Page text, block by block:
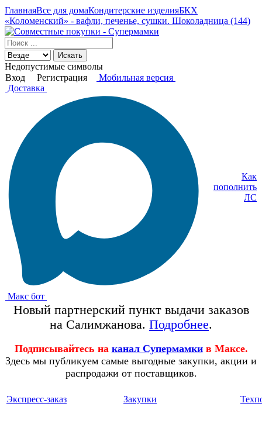
ГлавнаяВсе для домаКондитерские изделияБКХ
«Коломенский» - вафли, печенье, сушки. Шоколадница (144)
Искать
Недопустимые символы
Вход
Регистрация
Мобильная версия
Доставка
Макс бот
Как
пополнить
ЛС
Новый партнерский пункт выдачи заказов
на Салимжанова. Подробнее.
Подписывайтесь на канал Супермамки в Максе.
Здесь мы публикуем самые выгодные закупки, акции и
распродажи от поставщиков.
Экспресс-заказ Закупки